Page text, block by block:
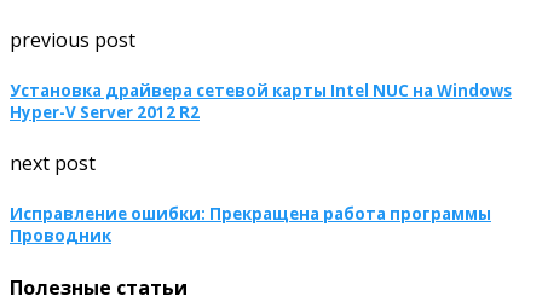
previous post
Установка драйвера сетевой карты Intel NUC на Windows
Hyper-V Server 2012 R2
next post
Исправление ошибки: Прекращена работа программы
Проводник
Полезные статьи